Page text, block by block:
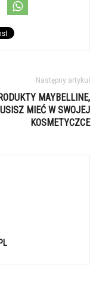
Następny artykuł
MAYBELLINE,
MIEĆ W SWOJEJ
KOSMETYCZCE